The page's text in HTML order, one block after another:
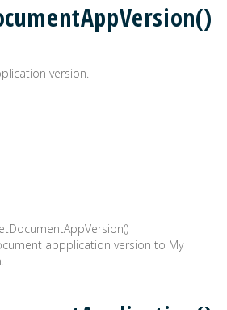
version.
appplication version to My